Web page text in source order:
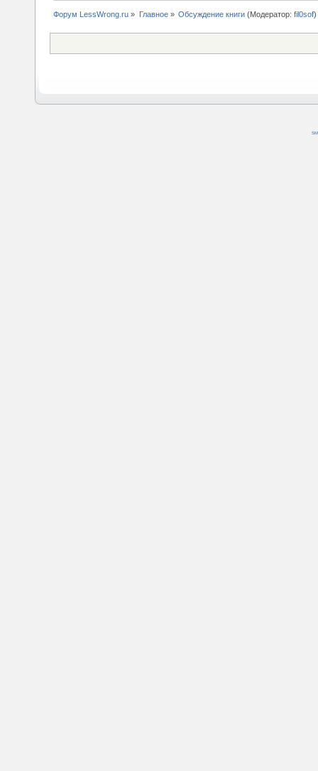
Форум LessWrong.ru » Главное» Обсуждение книги(Модератор: fil0sof)